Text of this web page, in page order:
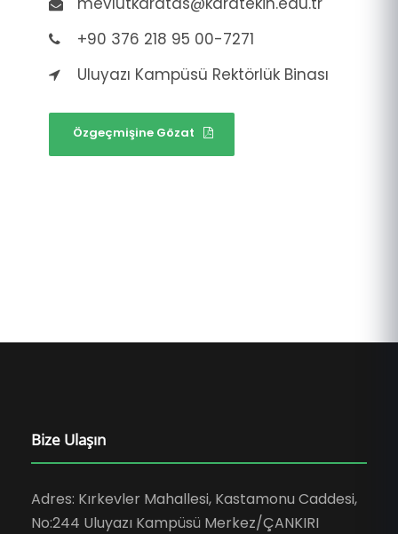
+90 376 218 95 00-7271
Uluyazı Kampüsü Rektörlük Binası
Özgeçmişine Gözat
Bize Ulaşın
Adres: Kırkevler Mahallesi, Kastamonu Caddesi,
No:244 Uluyazı Kampüsü Merkez/ÇANKIRI